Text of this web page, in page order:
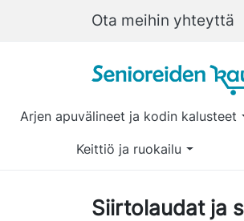
Ota meihin yhteyttä
Arjen apuvälineet ja kodin kalusteet
Keittiö ja ruokailu
Siirtolaudat ja